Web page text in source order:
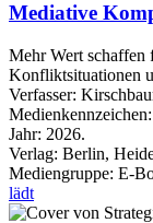
Mediative
Mehr Wert schaffen
Konfliktsituationen
Verfasser:
Medienkennzeichen:
Jahr: 2026.
Verlag: Berlin,
Mediengruppe: E-
lädt